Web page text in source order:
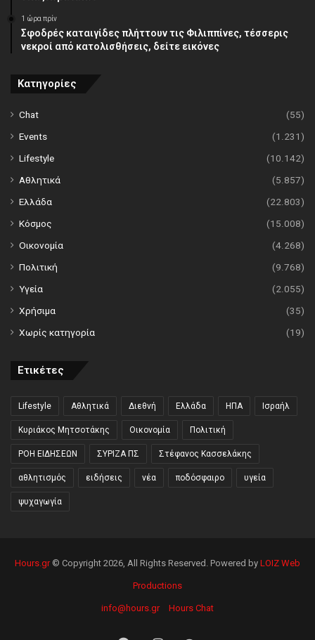
1 ώρα πρίν
Σφοδρές καταιγίδες πλήττουν τις Φιλιππίνες, τέσσερις
νεκροί από κατολισθήσεις, δείτε εικόνες
Κατηγορίες
Chat
(55)
Events
(1.231)
Lifestyle
(10.142)
Αθλητικά
(5.857)
Ελλάδα
(22.803)
Κόσμος
(15.008)
Οικονομία
(4.268)
Πολιτική
(9.768)
Υγεία
(2.055)
Χρήσιμα
(35)
Χωρίς κατηγορία
(19)
Ετικέτες
Lifestyle Αθλητικά Διεθνή Ελλάδα ΗΠΑ Ισραήλ
Κυριάκος Μητσοτάκης Οικονομία Πολιτική
ΡΟΗ ΕΙΔΗΣΕΩΝ ΣΥΡΙΖΑ ΠΣ Στέφανος Κασσελάκης
αθλητισμός ειδήσεις νέα ποδόσφαιρο υγεία
ψυχαγωγία
Hours.gr© Copyright 2026, All Rights Reserved. Powered by LOIZ Web
Productions
info@hours.gr Hours Chat